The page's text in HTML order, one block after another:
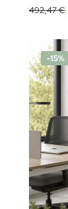
492,47 €
-15%